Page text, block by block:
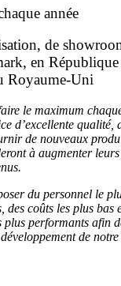
année
de
en République
Royaume-Uni
le maximum
d’excellente qualité,
de nouveaux
à augmenter leurs
du personnel le
des coûts les plus bas
plus performants afin
de notre